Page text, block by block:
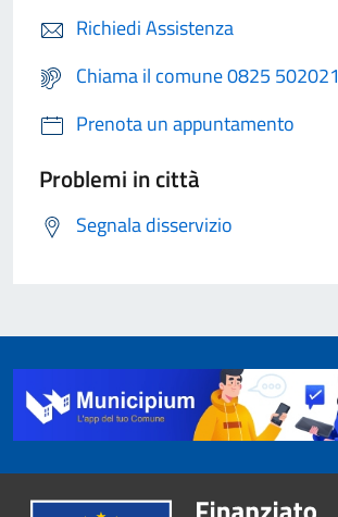
Richiedi Assistenza
Chiama il comune 0825 502021
Prenota un appuntamento
Problemi in città
Segnala disservizio